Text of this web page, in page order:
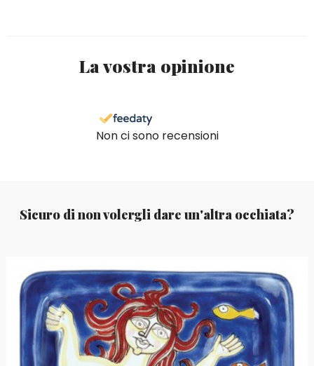
La vostra opinione
Non ci sono recensioni
Sicuro di non volergli dare un'altra occhiata?